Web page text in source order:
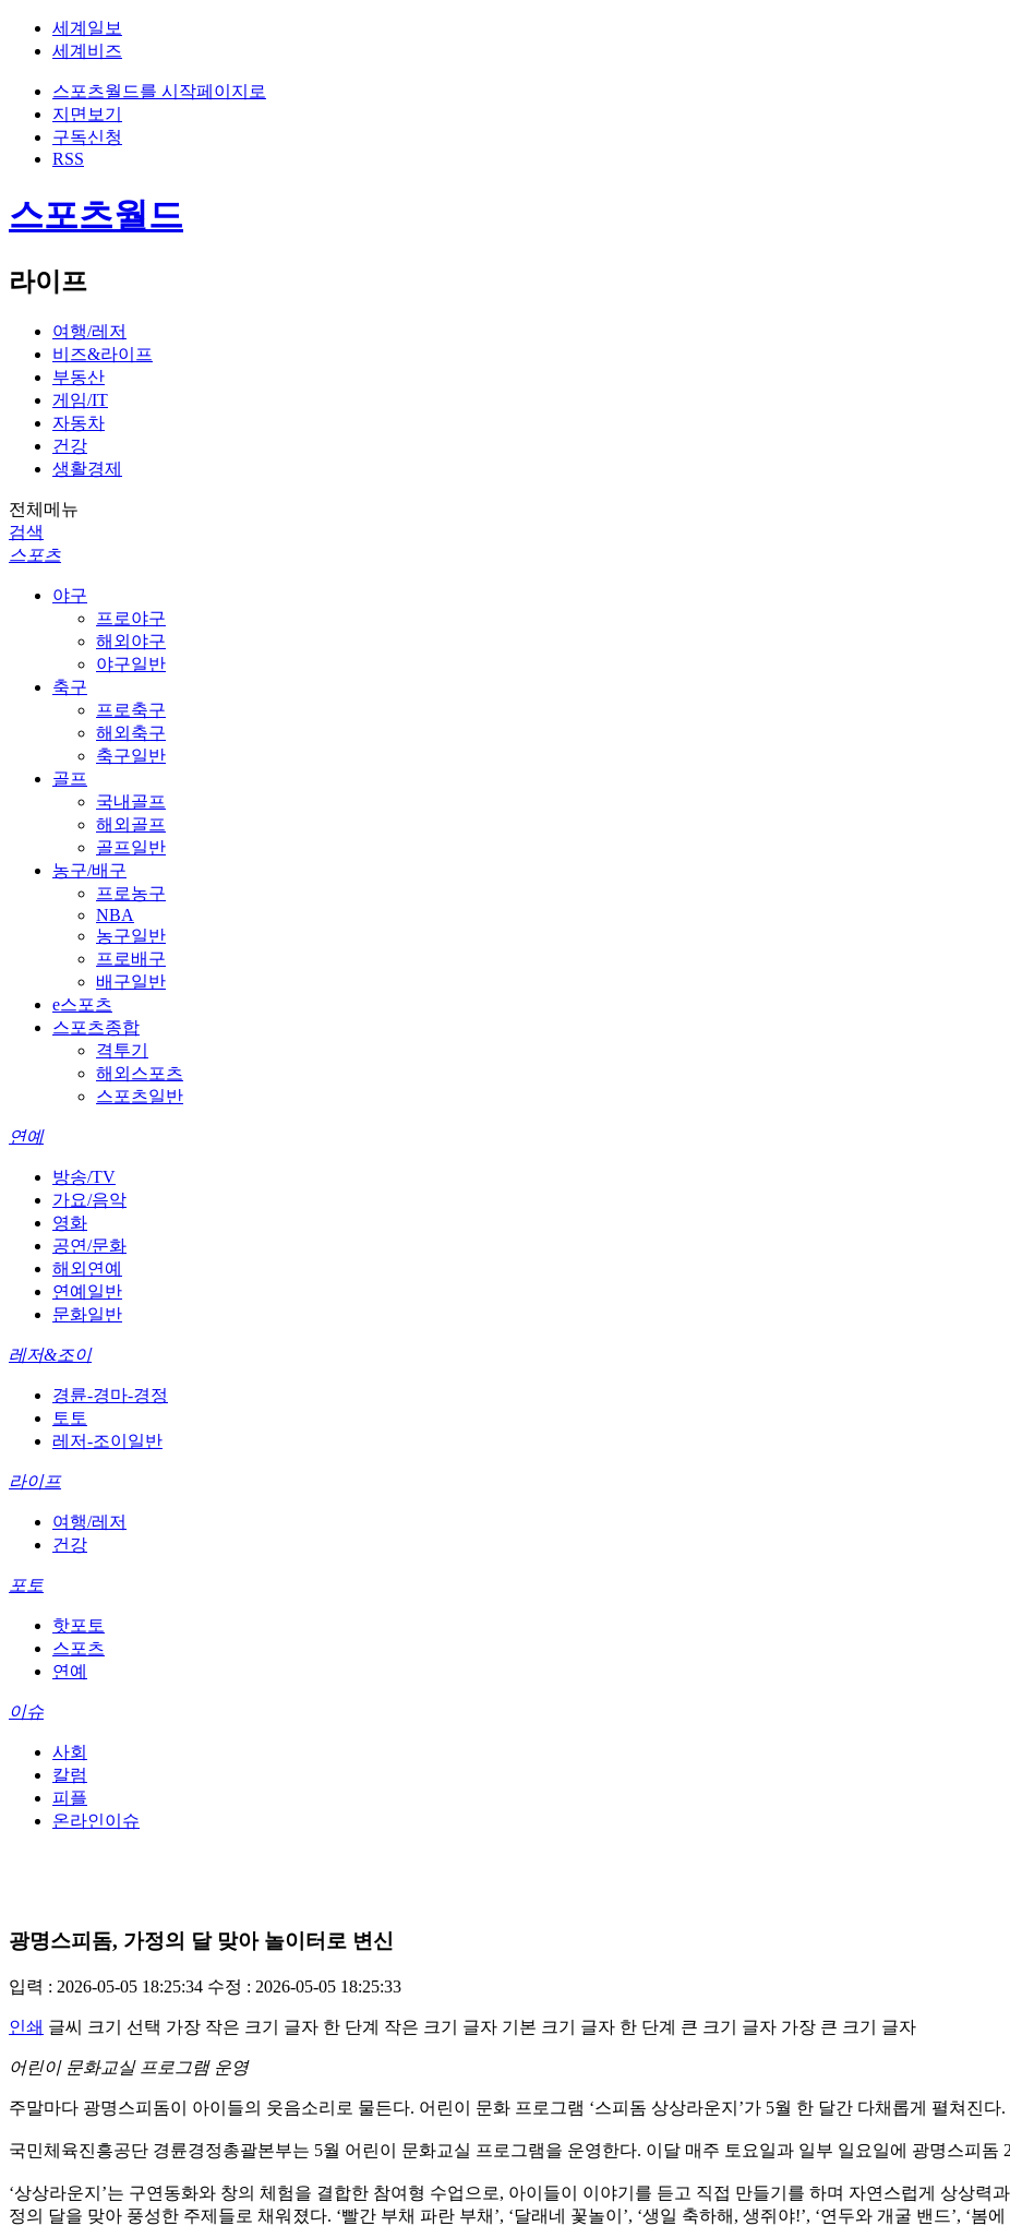
세계일보
세계비즈
스포츠월드를 시작페이지로
지면보기
구독신청
RSS
스포츠월드
라이프
여행/레저
비즈&라이프
부동산
게임/IT
자동차
건강
생활경제
전체메뉴
검색
스포츠
야구
프로야구
해외야구
야구일반
축구
프로축구
해외축구
축구일반
골프
국내골프
해외골프
골프일반
농구/배구
프로농구
NBA
농구일반
프로배구
배구일반
e스포츠
스포츠종합
격투기
해외스포츠
스포츠일반
연예
방송/TV
가요/음악
영화
공연/문화
해외연예
연예일반
문화일반
레저&조이
경륜-경마-경정
토토
레저-조이일반
라이프
여행/레저
건강
포토
핫포토
스포츠
연예
이슈
사회
칼럼
피플
온라인이슈
광명스피돔, 가정의 달 맞아 놀이터로 변신
입력 : 2026-05-05 18:25:34 수정 : 2026-05-05 18:25:33
인쇄 글씨 크기 선택 가장 작은 크기 글자 한 단계 작은 크기 글자 기본 크기 글자 한 단계 큰 크기 글자 가장 큰 크기 글자
어린이 문화교실 프로그램 운영
주말마다 광명스피돔이 아이들의 웃음소리로 물든다. 어린이 문화 프로그램 ‘스피돔 상상라운지’가 5월 한 달간 다채롭게 펼쳐진다.
국민체육진흥공단 경륜경정총괄본부는 5월 어린이 문화교실 프로그램을 운영한다. 이달 매주 토요일과 일부 일요일에 광명스피돔
‘상상라운지’는 구연동화와 창의 체험을 결합한 참여형 수업으로, 아이들이 이야기를 듣고 직접 만들기를 하며 자연스럽게 상상력
정의 달을 맞아 풍성한 주제들로 채워졌다. ‘빨간 부채 파란 부채’, ‘달래네 꽃놀이’, ‘생일 축하해, 생쥐야!’, ‘연두와 개굴 밴드’, ‘